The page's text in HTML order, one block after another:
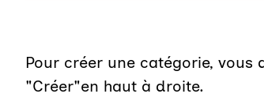
Pour créer une catégorie,
"Créer"en haut à droite.